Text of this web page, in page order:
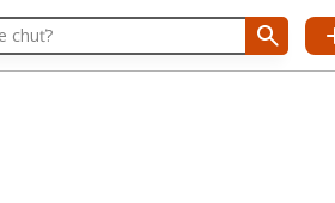
chuť?